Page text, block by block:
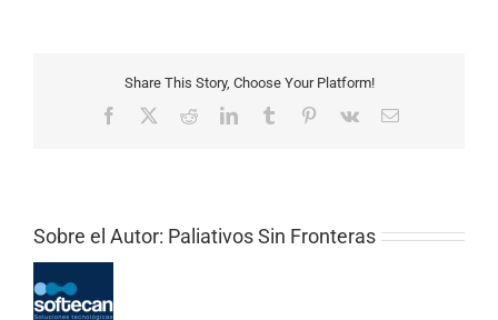
Share This Story, Choose Your Platform!
Facebook RedditLinkedInTumblr Pinterest
Vk
Correo
Sobre el Autor: Paliativos Sin Fronteras